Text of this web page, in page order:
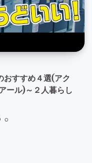
おすすめ４選(アク
ール)～２人暮らし
0